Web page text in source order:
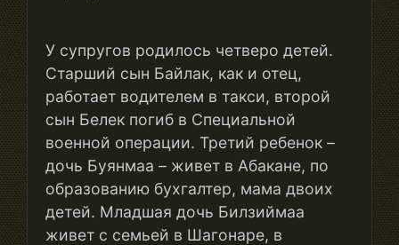
У супругов родилось четверо детей.
Старший сын Байлак, как и отец,
работает водителем в такси, второй
сын Белек погиб в Специальной
военной операции. Третий ребенок –
дочь Буянмаа – живет в Абакане, по
образованию бухгалтер, мама двоих
детей. Младшая дочь Билзиймаа
живет с семьей в Шагонаре, в